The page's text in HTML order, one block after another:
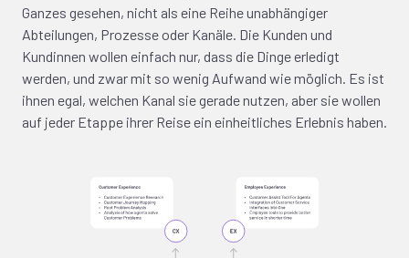
Ganzes gesehen, nicht als eine Reihe unabhängiger
Abteilungen, Prozesse oder Kanäle. Die Kunden und
Kundinnen wollen einfach nur, dass die Dinge erledigt
werden, und zwar mit so wenig Aufwand wie möglich. Es ist
ihnen egal, welchen Kanal sie gerade nutzen, aber sie wollen
auf jeder Etappe ihrer Reise ein einheitliches Erlebnis haben.